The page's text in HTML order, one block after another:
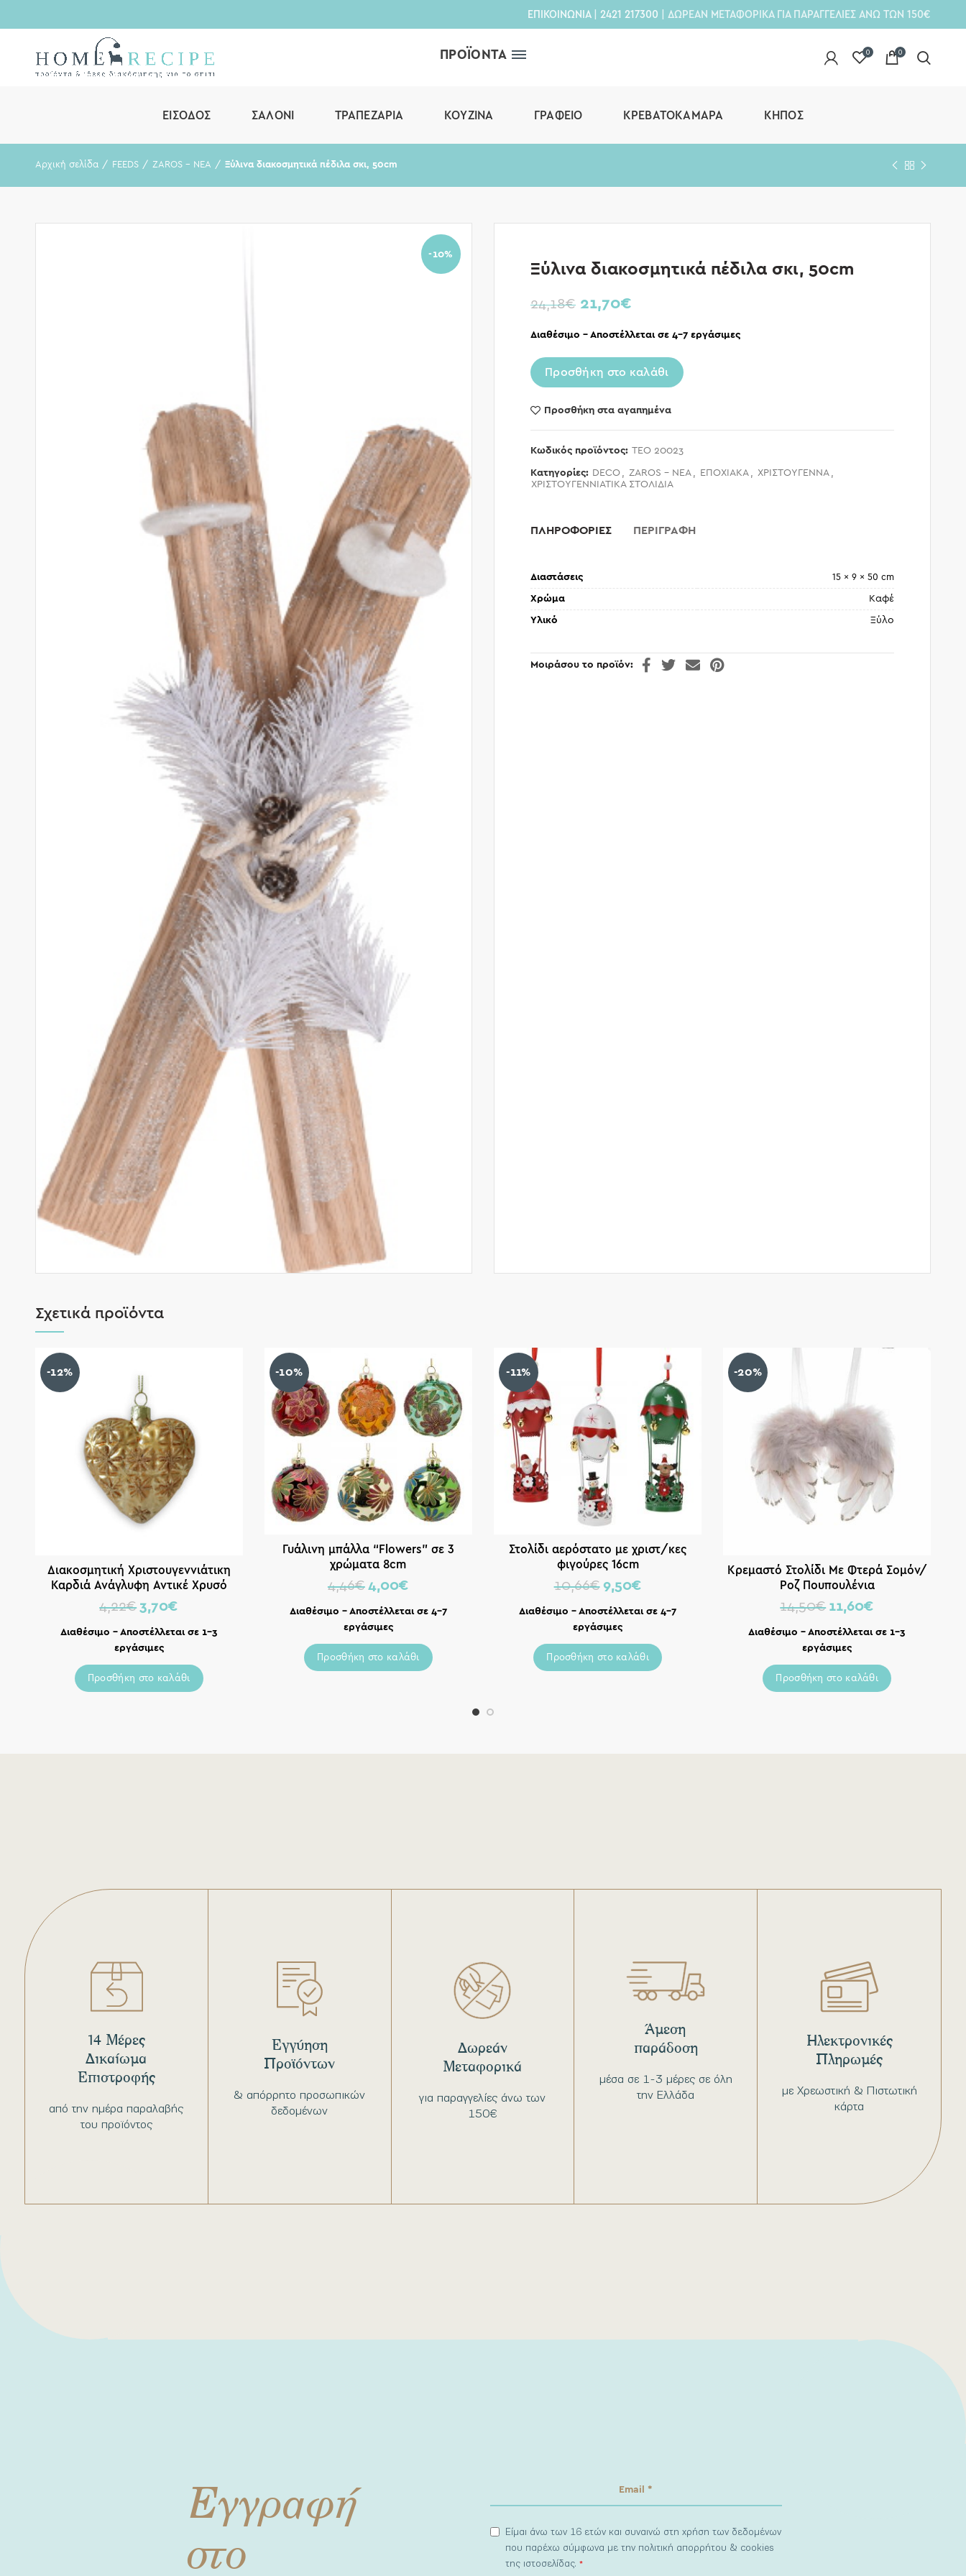
ΕΠΙΚΟΙΝΩΝΙΑ| 2421 217300 | ΔΩΡΕΑΝ ΜΕΤΑΦΟΡΙΚΑ ΓΙΑ ΠΑΡΑΓΓΕΛΙΕΣ ΑΝΩ ΤΩΝ 150€
ΠΡΟΪΟΝΤΑ 0 0
ΕΊΣΟΔΟΣ ΣΑΛΌΝΙ ΤΡΑΠΕΖΑΡΊΑ ΚΟΥΖΊΝΑ ΓΡΑΦΕΊΟ ΚΡΕΒΑΤΟΚΆΜΑΡΑ ΚΉΠΟΣ
Αρχική σελίδα FEEDS ZAROS - ΝΕΑ Ξύλινα διακοσμητικά πέδιλα σκι, 50cm
-10%
Ξύλινα διακοσμητικά πέδιλα σκι, 50cm
24,18€ 21,70€
Διαθέσιμο – Αποστέλλεται σε 4-7 εργάσιμες
Προσθήκη στο καλάθι
Προσθήκη στα αγαπημένα
Κωδικός προϊόντος: TEO 20023
Κατηγορίες: DECO , ZAROS - ΝΕΑ , ΕΠΟΧΙΑΚΑ , ΧΡΙΣΤΟΥΓΕΝΝΑ ,
ΧΡΙΣΤΟΥΓΕΝΝΙΑΤΙΚΑ ΣΤΟΛΙΔΙΑ
ΠΛΗΡΟΦΟΡΙΕΣ ΠΕΡΙΓΡΑΦΉ
Διαστάσεις 15 × 9 × 50 cm
Χρώμα Καφέ
Υλικό Ξύλο
Μοιράσου το προϊόν
Σχετικά προϊόντα
-12%
Διακοσμητική Χριστουγεννιάτικη
Καρδιά Ανάγλυφη Αντικέ Χρυσό
”Edelweis” 7x14cm
4,22€ 3,70€
Διαθέσιμο – Αποστέλλεται σε 1-3
εργάσιμες
Προσθήκη στο καλάθι
-10%
Γυάλινη μπάλλα “Flowers” σε 3
χρώματα 8cm
4,46€ 4,00€
Διαθέσιμο – Αποστέλλεται σε 4-7
εργάσιμες
Προσθήκη στο καλάθι
-11%
Στολίδι αερόστατο με χριστ/κες
φιγούρες 16cm
10,66€ 9,50€
Διαθέσιμο – Αποστέλλεται σε 4-7
εργάσιμες
Προσθήκη στο καλάθι
-20%
Κρεμαστό Στολίδι Με Φτερά Σομόν/
Ροζ Πουπουλένια
14,50€ 11,60€
Διαθέσιμο – Αποστέλλεται σε 1-3
εργάσιμες
Προσθήκη στο καλάθι
από την ημέρα παραλαβής
του προϊόντος
14 Μέρες
Δικαίωμα
Επιστροφής
& απόρρητο προσωπικών
δεδομένων
Εγγύηση
Προϊόντων
για παραγγελίες άνω των
150€
Δωρεάν
Μεταφορικά
μέσα σε 1-3 μέρες σε όλη
την Ελλάδα
Άμεση
παράδοση
με Χρεωστική & Πιστωτική
κάρτα
Ηλεκτρονικές
Πληρωμές
Εγγραφή
στο
Είμαι άνω των 16 ετών και συναινώ στη χρήση των δεδομένων
που παρέχω σύμφωνα με την πολιτική απορρήτου & cookies
της ιστοσελίδας.*